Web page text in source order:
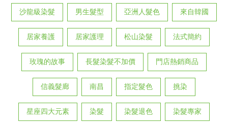
沙龍級染髮 男生髮型 亞洲人髮色 來自韓國
居家養護 居家護理 松山染髮 法式簡約
玫瑰的故事 長髮染髮不加價 門店熱銷商品
信義髮廊 南昌 指定髮色 挑染
星座四大元素 染髮 染髮退色 染髮專家